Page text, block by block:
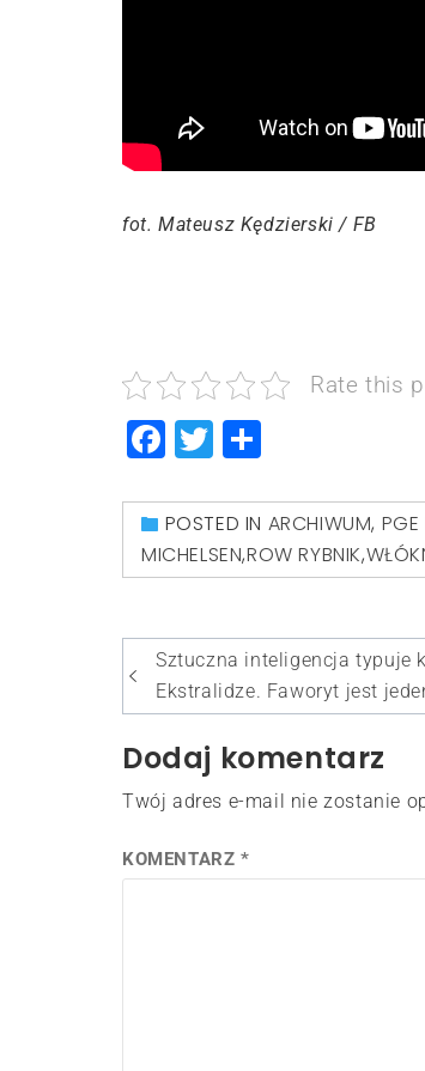
fot. Mateusz Kędzierski / FB
Rate this
Facebook
Twitter
POSTED IN ARCHIWUM, PGE
MICHELSEN,ROW RYBNIK,
Nawigacja
wpisu
Sztuczna inteligencja typuje
Ekstralidze. Faworyt jest
Dodaj komentarz
Twój adres e-mail nie zostanie
KOMENTARZ *